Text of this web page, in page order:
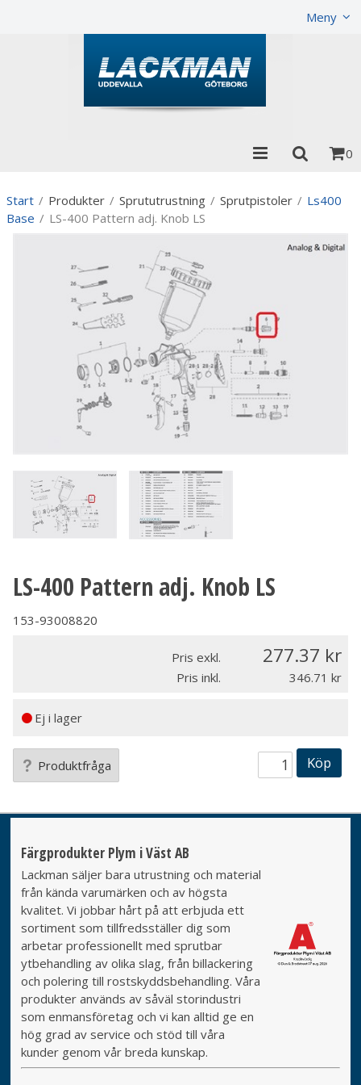
Meny
0
Start / Produkter / Sprututrustning / Sprutpistoler / Ls400
Base / LS-400 Pattern adj. Knob LS
LS-400 Pattern adj. Knob LS
153-93008820
Pris exkl. 277.37
Pris inkl. 346.71
Ej i lager
Produktfråga Köp
Färgprodukter Plym i Väst AB
Lackman säljer bara utrustning och material
från kända varumärken och av högsta
kvalitet. Vi jobbar hårt på att erbjuda ett
sortiment som tillfredsställer dig som
arbetar professionellt med sprutbar
ytbehandling av olika slag, från billackering
och polering till rostskyddsbehandling. Våra
produkter används av såväl storindustri
som enmansföretag och vi kan alltid ge en
hög grad av service och stöd till våra
kunder genom vår breda kunskap.